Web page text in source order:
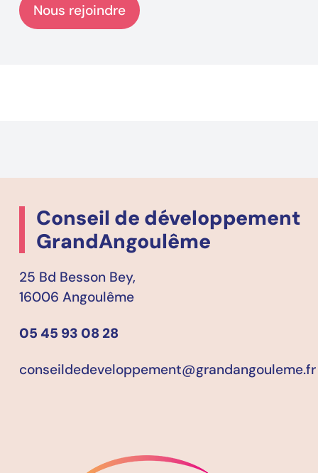
Nous rejoindre
Conseil de développement
GrandAngoulême
25 Bd Besson Bey,
16006 Angoulême
05 45 93 08 28
conseildedeveloppement@grandangouleme.fr